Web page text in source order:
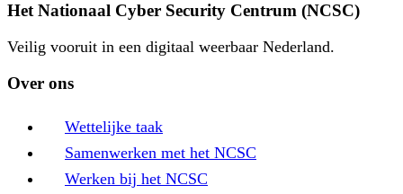
Het Nationaal Cyber Security Centrum (NCSC)
Veilig vooruit in een digitaal weerbaar Nederland.
Over ons
Wettelijke taak
Samenwerken met het NCSC
Werken bij het NCSC